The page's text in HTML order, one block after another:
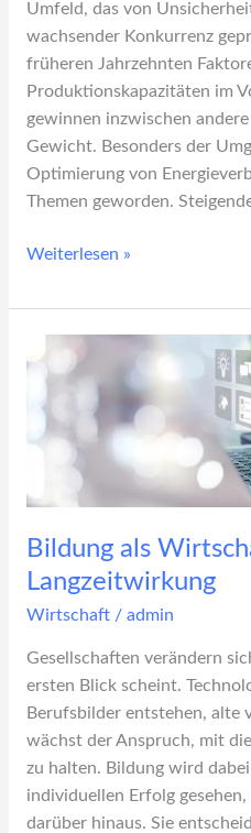
Umfeld, das von
wachsender Konkurrenz
früheren Jahrzehnten
Produktionskapazitäten im
gewinnen inzwischen
Gewicht. Besonders der
Optimierung von
Themen geworden.
Weiterlesen »
Bildung als
Langzeitwirkung
Wirtschaft/ admin
Gesellschaften verändern
ersten Blick scheint.
Berufsbilder entstehen, alte
wächst der Anspruch, mit
zu halten. Bildung wird
individuellen Erfolg
darüber hinaus. Sie
Bildung
als
Wirtschaftsfaktor
mit
Langzeitwirkung